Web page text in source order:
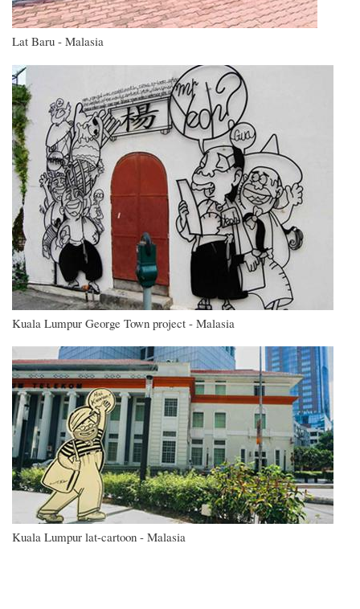
Lat Baru - Malasia
Imagen
Kuala Lumpur George Town project - Malasia
Imagen
Kuala Lumpur lat-cartoon - Malasia